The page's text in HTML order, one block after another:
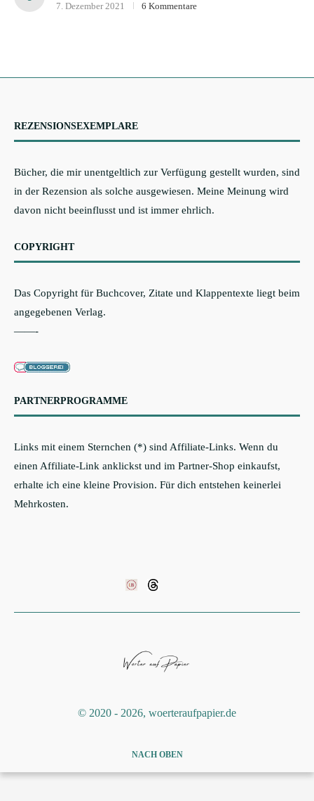
7. Dezember 2021
6 Kommentare
REZENSIONSEXEMPLARE
Bücher, die mir unentgeltlich zur Verfügung gestellt wurden, sind
in der Rezension als solche ausgewiesen. Meine Meinung wird
davon nicht beeinflusst und ist immer ehrlich.
COPYRIGHT
Das Copyright für Buchcover, Zitate und Klappentexte liegt beim
angegebenen Verlag.
——-
PARTNERPROGRAMME
Links mit einem Sternchen (*) sind Affiliate-Links. Wenn du
einen Affiliate-Link anklickst und im Partner-Shop einkaufst,
erhalte ich eine kleine Provision. Für dich entstehen keinerlei
Mehrkosten.
©️ 2020 - 2026, woerteraufpapier.de
NACH OBEN